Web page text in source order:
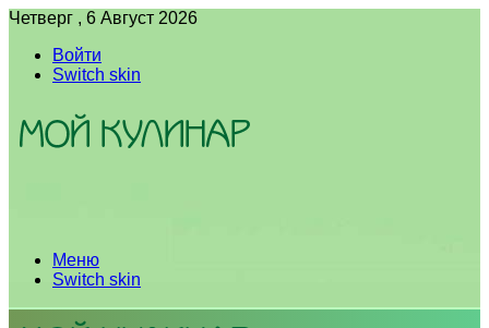
Четверг , 6 Август 2026
Войти
Switch skin
Меню
Switch skin